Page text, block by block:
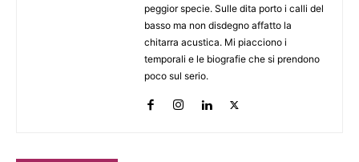
peggior specie. Sulle dita porto i calli del
basso ma non disdegno affatto la
chitarra acustica. Mi piacciono i
temporali e le biografie che si prendono
poco sul serio.